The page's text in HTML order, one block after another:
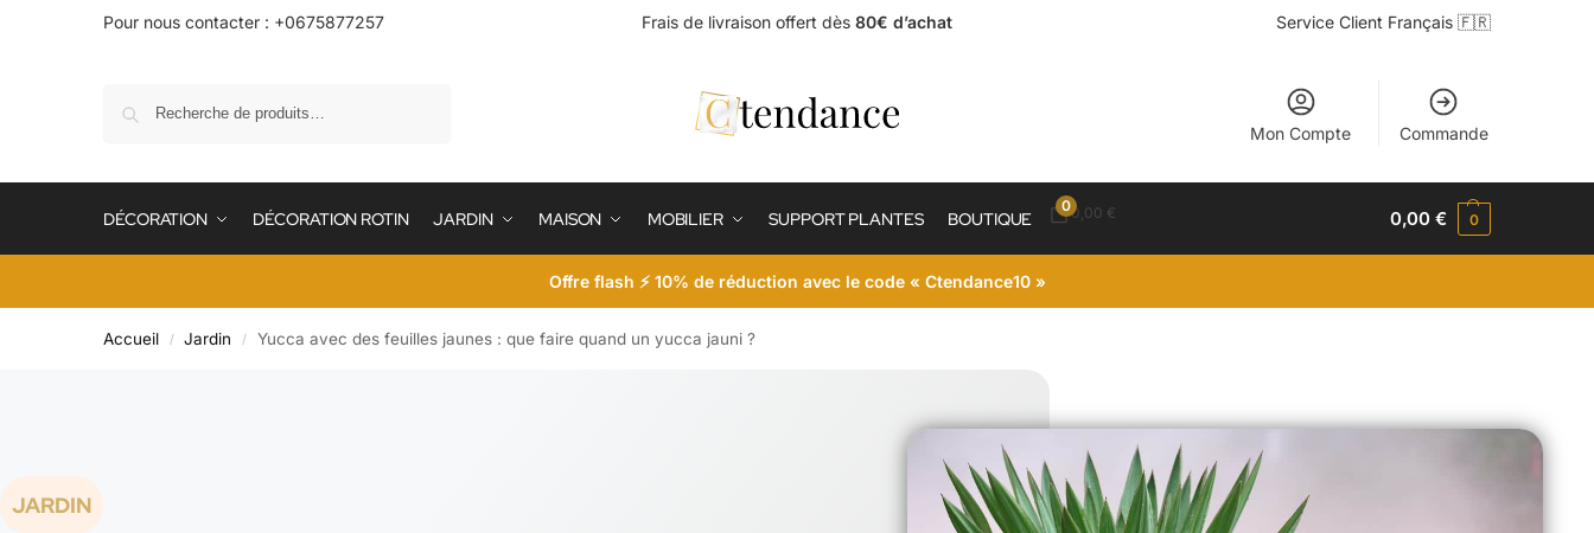
Pour nous contacter : +0675877257 Frais de livraison offert dès 80€ d’achat Service Client Français 🇫🇷
Mon Compte Commande
DÉCORATION DÉCORATION ROTIN JARDIN MAISON MOBILIER SUPPORT PLANTES BOUTIQUE
00,00 € 0,00€ 0
Offre flash ⚡ 10% de réduction avec le code « Ctendance10 »
Accueil / Jardin / Yucca avec des feuilles jaunes : que faire quand un yucca jauni ?
JARDIN